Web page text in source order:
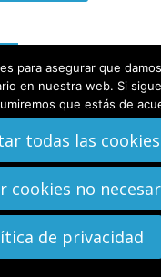
post de WikiToki.org en
Escribe tu email
para asegurar que
en nuestra web. Si
que estás de
todas las cookies
cookies no
de privacidad